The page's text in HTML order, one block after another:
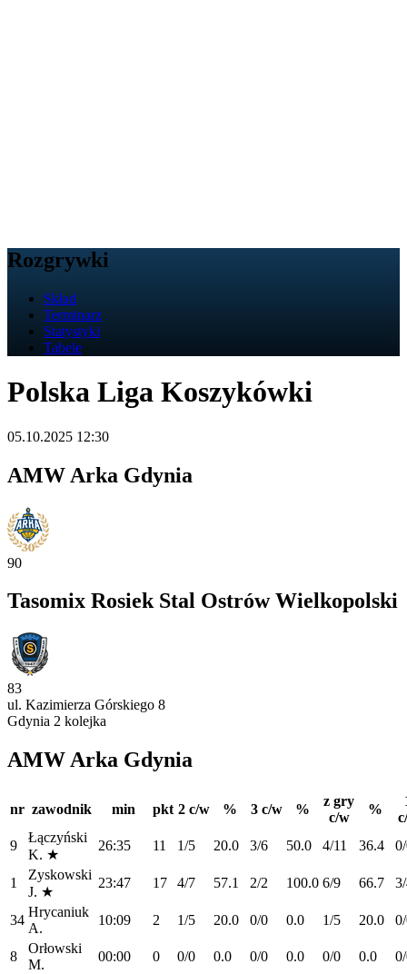
Rozgrywki
Skład
Terminarz
Statystyki
Tabele
Polska Liga Koszykówki
05.10.2025 12:30
AMW Arka Gdynia
90
Tasomix Rosiek Stal Ostrów Wielkopolski
83
ul. Kazimierza Górskiego 8
Gdynia 2 kolejka
AMW Arka Gdynia
nr zawodnik min pkt 2 c/w % 3 c/w %
z gry
c/w
%
9
Łączyński
K. ★
26:35 11 1/5 20.0 3/6 50.0 4/11 36.4
1
Zyskowski
J. ★
23:47 17 4/7 57.1 2/2 100.0 6/9 66.7
34
Hrycaniuk
A.
10:09 2 1/5 20.0 0/0 0.0 1/5 20.0
8
Orłowski
M.
00:00 0 0/0 0.0 0/0 0.0 0/0 0.0